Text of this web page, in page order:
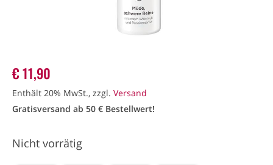
€11,90
Enthält 20% MwSt., zzgl. Versand
Gratisversand ab 50 € Bestellwert!
Nicht vorrätig